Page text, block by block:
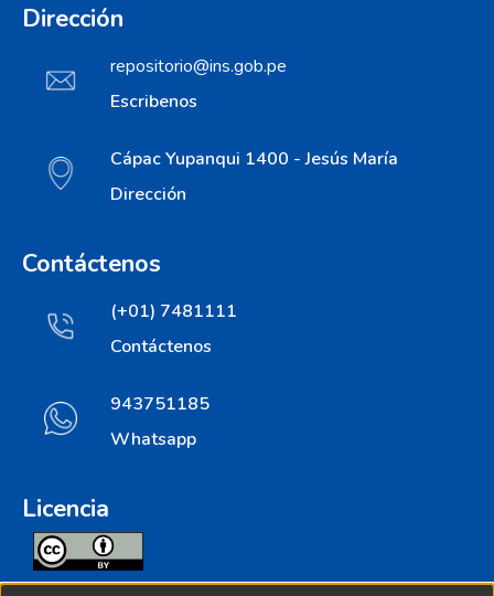
Dirección
repositorio@ins.gob.pe
Escribenos
Cápac Yupanqui 1400 - Jesús María
Dirección
Contáctenos
(+01) 7481111
Contáctenos
943751185
Whatsapp
Licencia